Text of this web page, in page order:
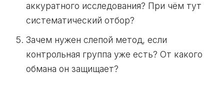
аккуратного исследования? При чём тут
систематический отбор?
Зачем нужен слепой метод, если
контрольная группа уже есть? От какого
обмана он защищает?